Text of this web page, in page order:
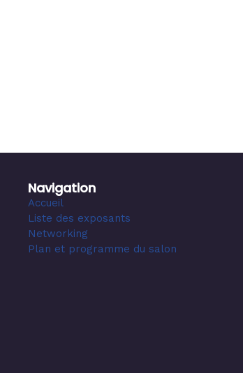
Navigation
Accueil
Liste des exposants
Networking
Plan et programme du salon